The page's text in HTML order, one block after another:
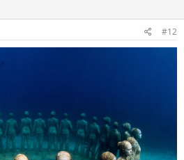
#12